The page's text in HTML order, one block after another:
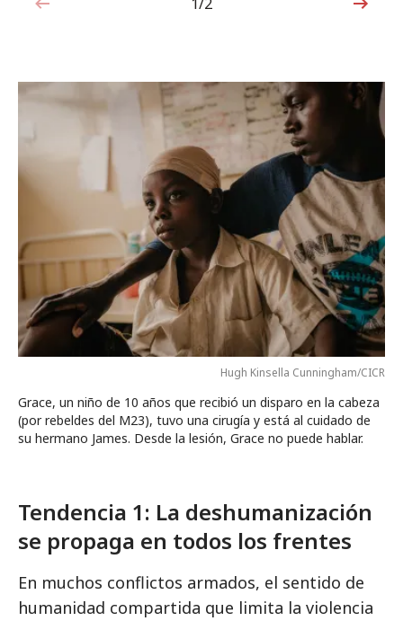
1de2
Hugh Kinsella Cunningham/CICR
Grace, un niño de 10 años que recibió un disparo en la cabeza
(por rebeldes del M23), tuvo una cirugía y está al cuidado de
su hermano James. Desde la lesión, Grace no puede hablar.
Tendencia 1: La deshumanización
se propaga en todos los frentes
En muchos conflictos armados, el sentido de
humanidad compartida que limita la violencia